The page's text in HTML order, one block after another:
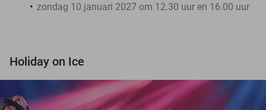
zondag 10 januari 2027 om 12.30 uur en 16.00 uur
Holiday on Ice